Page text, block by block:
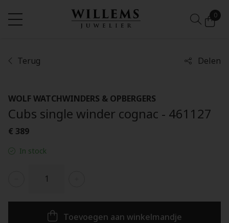
0
Terug Delen
WOLF WATCHWINDERS & OPBERGERS
Cubs single winder cognac - 461127
€ 389
In stock
Toevoegen aan winkelmandje